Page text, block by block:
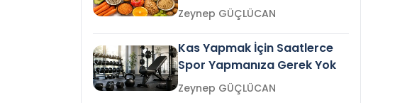
Zeynep GÜÇLÜCAN
Kas Yapmak İçin Saatlerce
Spor Yapmanıza Gerek Yok
Zeynep GÜÇLÜCAN